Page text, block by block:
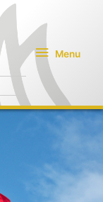
Menu